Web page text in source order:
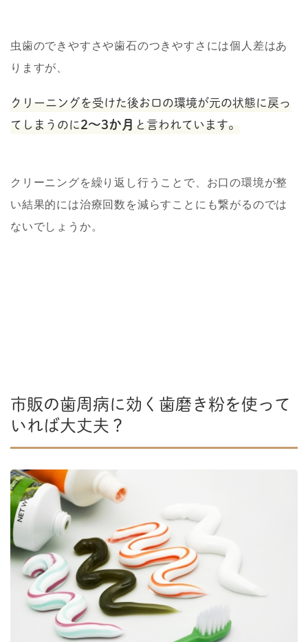
虫歯のできやすさや歯石のつきやすさには個人差はあ
りますが、
クリーニングを受けた後お口の環境が元の状態に戻っ
てしまうのに2～3か月 と言われています。
クリーニングを繰り返し行うことで、お口の環境が整
い結果的には治療回数を減らすことにも繋がるのでは
ないでしょうか。
市販の歯周病に効く歯磨き粉を使って
いれば大丈夫？